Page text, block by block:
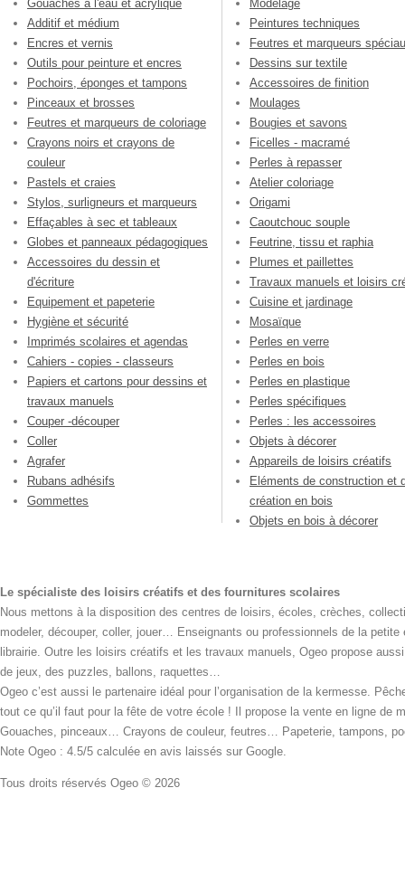
Gouaches à l'eau et acrylique
Additif et médium
Encres et vernis
Outils pour peinture et encres
Pochoirs, éponges et tampons
Pinceaux et brosses
Feutres et marqueurs de coloriage
Crayons noirs et crayons de
couleur
Pastels et craies
Stylos, surligneurs et marqueurs
Effaçables à sec et tableaux
Globes et panneaux pédagogiques
Accessoires du dessin et
d'écriture
Equipement et papeterie
Hygiène et sécurité
Imprimés scolaires et agendas
Cahiers - copies - classeurs
Papiers et cartons pour dessins et
travaux manuels
Couper -découper
Coller
Agrafer
Rubans adhésifs
Gommettes
Modelage
Peintures techniques
Feutres et marqueurs
Dessins sur textile
Accessoires de finition
Moulages
Bougies et savons
Ficelles - macramé
Perles à repasser
Atelier coloriage
Origami
Caoutchouc souple
Feutrine, tissu et raphia
Plumes et paillettes
Travaux manuels et loisirs
Cuisine et jardinage
Mosaïque
Perles en verre
Perles en bois
Perles en plastique
Perles spécifiques
Perles : les accessoires
Objets à décorer
Appareils de loisirs créatifs
Eléments de construction et
création en bois
Objets en bois à décorer
Le spécialiste des loisirs créatifs et des fournitures scolaires
Nous mettons à la disposition des centres de loisirs, écoles, crèches,
modeler, découper, coller, jouer… Enseignants ou professionnels de la
librairie. Outre les loisirs créatifs et les travaux manuels, Ogeo propose
de jeux, des puzzles, ballons, raquettes…
Ogeo c’est aussi le partenaire idéal pour l’organisation de la kermesse.
tout ce qu’il faut pour la fête de votre école ! Il propose la vente en ligne
Gouaches, pinceaux… Crayons de couleur, feutres… Papeterie, tampons,
Note Ogeo : 4.5/5 calculée en avis laissés sur Google.
Tous droits réservés Ogeo © 2026